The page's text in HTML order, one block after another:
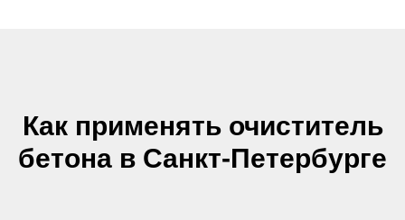
Как применять очиститель
бетона в Санкт-Петербурге
Оставьте свои контакты - мы свяжемся с
вами, уточним все данные для заказа и